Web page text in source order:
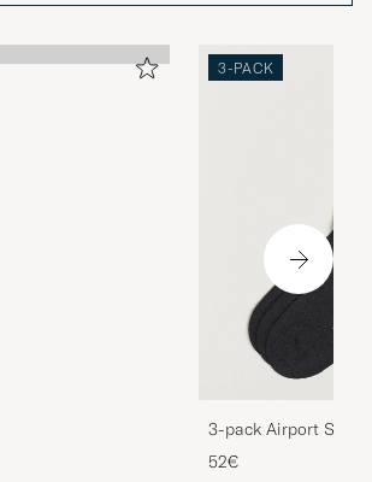
3-PACK
3-pack Airport
Melange
52€